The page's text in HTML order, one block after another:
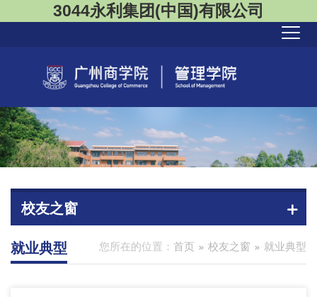
3044永利集团(中国)有限公司
校友之窗
您所在的位置： 首页 校友之窗 就业典型
就业典型